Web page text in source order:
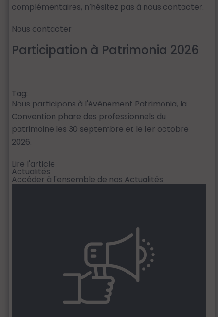
complémentaires, n’hésitez pas à nous contacter.
Nous contacter
Participation à Patrimonia 2026
Tag:
Nous participons à l'évènement Patrimonia, la
Convention phare des professionnels du
patrimoine les 30 septembre et le 1er octobre
2026.
Lire l'article
Actualités
Accéder à l'ensemble de nos Actualités